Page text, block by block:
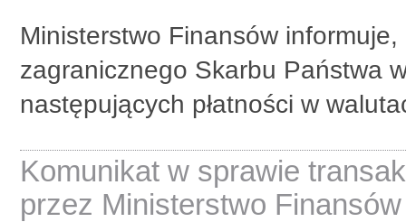
Ministerstwo Finansów informuje,
zagranicznego Skarbu Państwa
następujących płatności w
Komunikat w sprawie
przez Ministerstwo